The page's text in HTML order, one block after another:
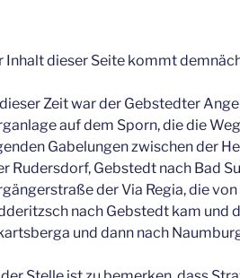
Inhalt dieser Seite kommt
Zeit war der Gebstedter
auf dem Sporn, die die
Gabelungen zwischen der
Rudersdorf, Gebstedt nach Bad
der Via Regia, die
nach Gebstedt kam und
und dann nach